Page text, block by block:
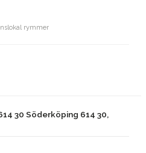
rymmer
30 Söderköping 614 30,